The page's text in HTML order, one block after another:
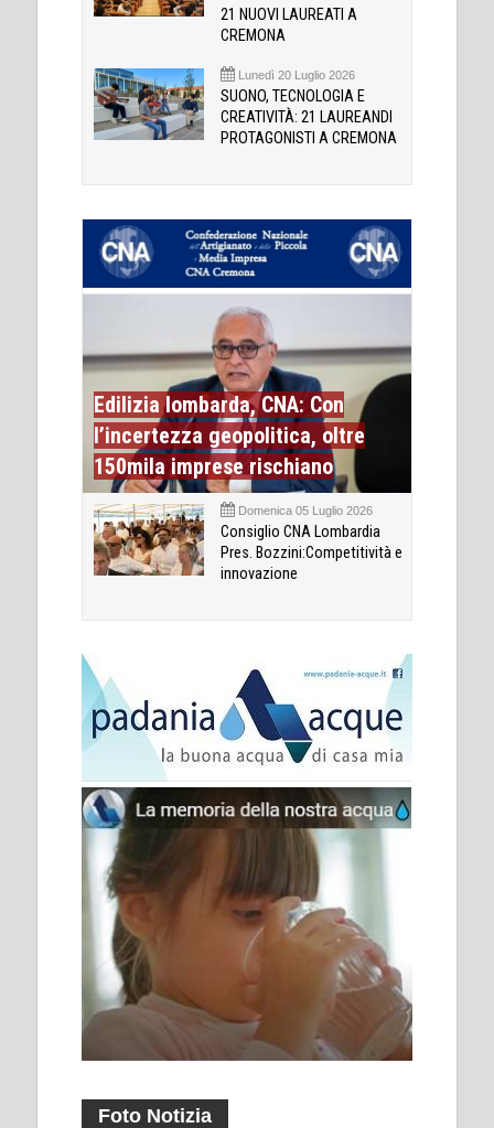
21 NUOVI LAUREATI A
CREMONA
Lunedì 20 Luglio 2026
SUONO, TECNOLOGIA E
CREATIVITÀ: 21 LAUREANDI
PROTAGONISTI A CREMONA
Edilizia lombarda, CNA: Con
l’incertezza geopolitica, oltre
150mila imprese rischiano
Domenica 05 Luglio 2026
Consiglio CNA Lombardia
Pres. Bozzini:Competitività e
innovazione
Foto Notizia